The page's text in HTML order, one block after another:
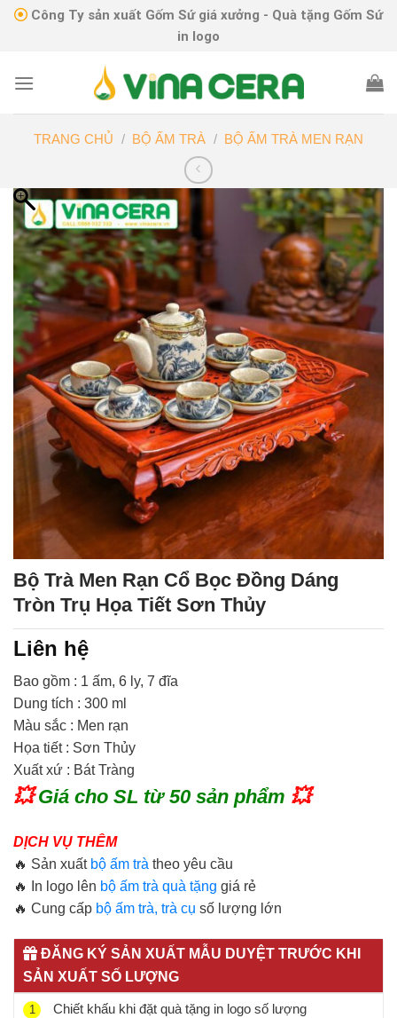
Skip Công Ty sản xuất Gốm Sứ giá xưởng - Quà tặng Gốm Sứ
in logo
TRANG CHỦ / BỘ ẤM TRÀ / BỘ ẤM TRÀ MEN RẠN
Bộ Trà Men Rạn Cổ Bọc Đồng Dáng
Tròn Trụ Họa Tiết Sơn Thủy
Liên hệ
Bao gồm : 1 ấm, 6 ly, 7 đĩa
Dung tích : 300 ml
Màu sắc : Men rạn
Họa tiết : Sơn Thủy
Xuất xứ : Bát Tràng
💥Giá cho SL từ 50 sản phẩm 💥
DỊCH VỤ THÊM
🔥 Sản xuất bộ ấm trà theo yêu cầu
🔥 In logo lên bộ ấm trà quà tặng giá rẻ
🔥 Cung cấp bộ ấm trà, trà cụ số lượng lớn
ĐĂNG KÝ SẢN XUẤT MẪU DUYỆT TRƯỚC KHI
SẢN XUẤT SỐ LƯỢNG
1 Chiết khấu khi đặt quà tặng in logo số lượng